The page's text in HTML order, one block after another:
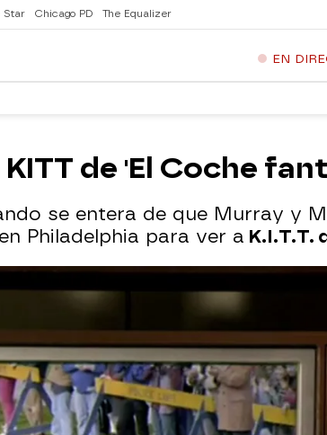
Star Chicago PD The Equalizer
EN
de 'El Coche
se entera de que Murray y
Philadelphia para ver a K.I.T.T.